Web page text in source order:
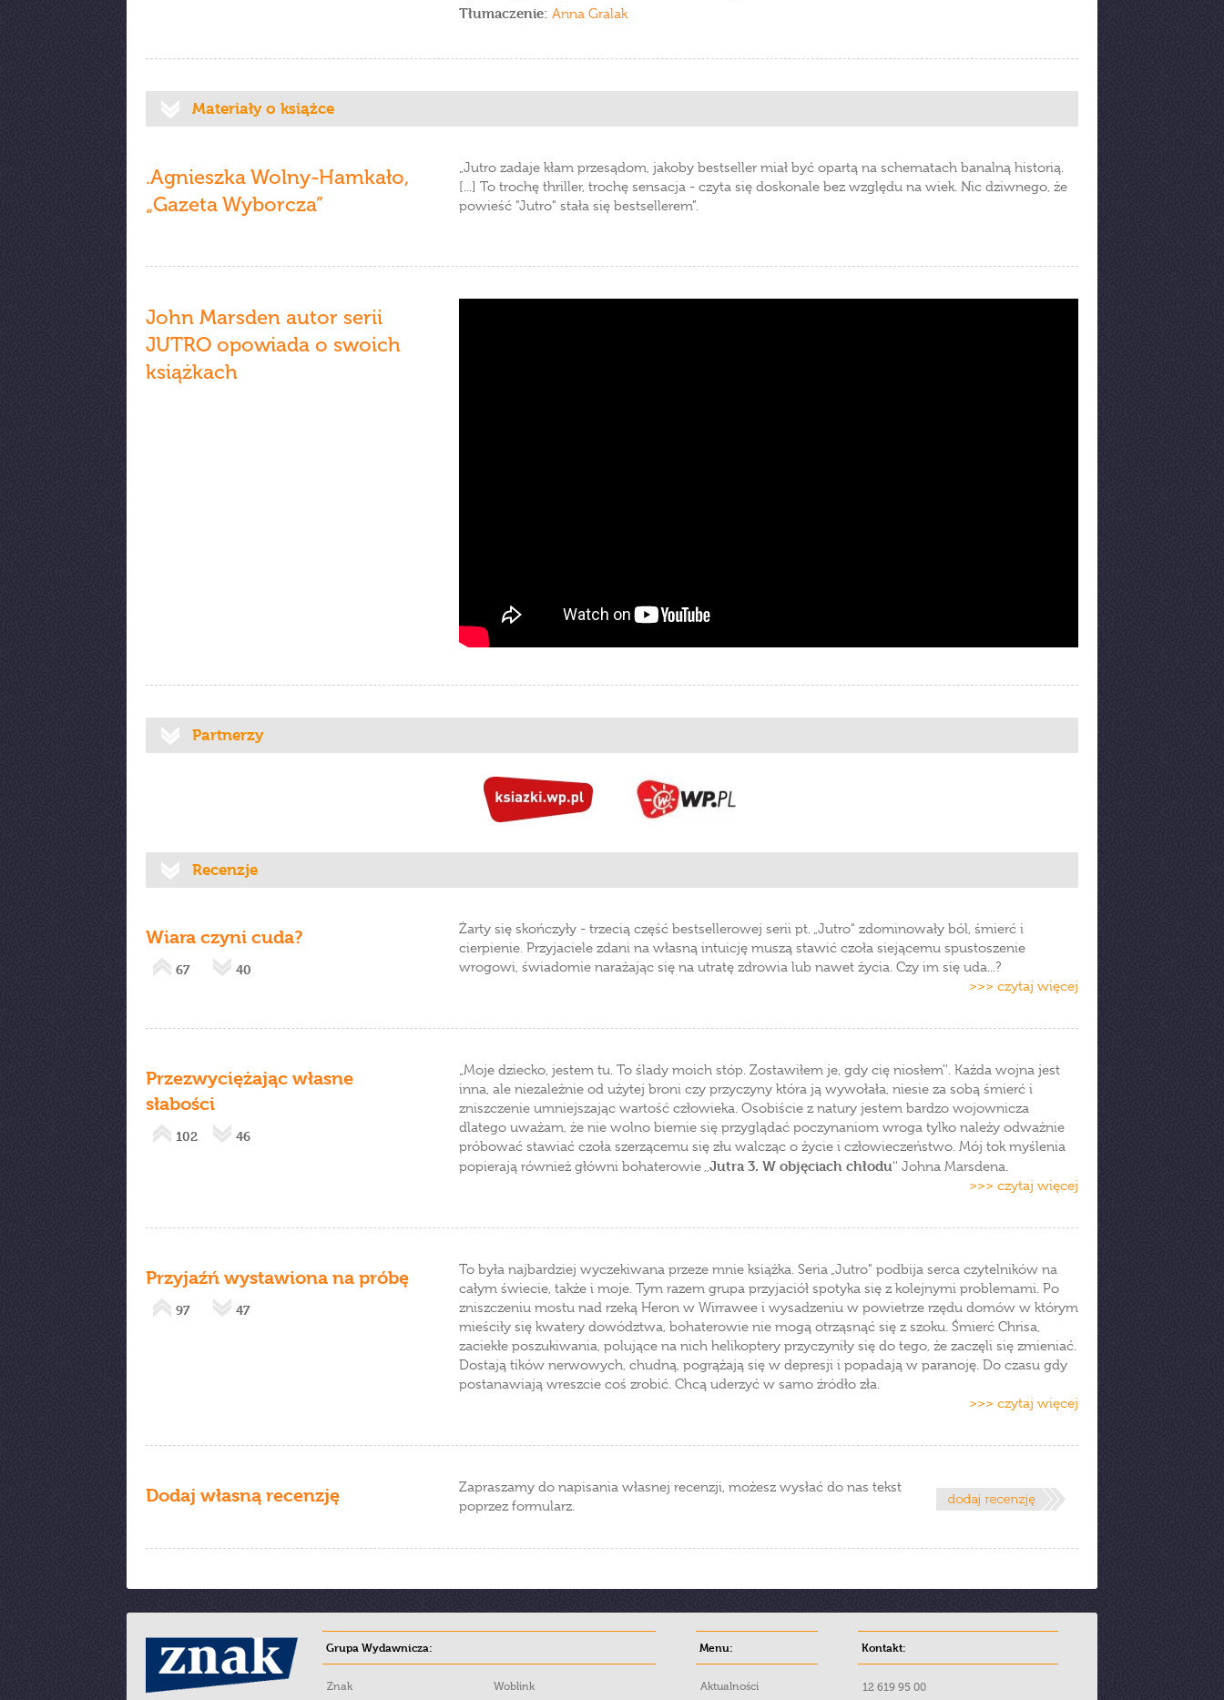
Tłumaczenie: Anna Gralak
Materiały o książce
.Agnieszka Wolny-Hamkało,
„Gazeta Wyborcza”
„Jutro zadaje kłam przesądom, jakoby bestseller miał być opartą na schematach banalną historią.
[...] To trochę thriller, trochę sensacja - czyta się doskonale bez względu na wiek. Nic dziwnego, że
powieść "Jutro" stała się bestsellerem”.
John Marsden autor serii
JUTRO opowiada o swoich
książkach
Partnerzy
Recenzje
Wiara czyni cuda?
67 40
Żarty się skończyły - trzecią część bestsellerowej serii pt. „Jutro" zdominowały ból, śmierć i
cierpienie. Przyjaciele zdani na własną intuicję muszą stawić czoła siejącemu spustoszenie
wrogowi, świadomie narażając się na utratę zdrowia lub nawet życia. Czy im się uda...?
>>> czytaj więcej
Przezwyciężając własne
słabości
102 46
„Moje dziecko, jestem tu. To ślady moich stóp. Zostawiłem je, gdy cię niosłem''. Każda wojna jest
inna, ale niezależnie od użytej broni czy przyczyny która ją wywołała, niesie za sobą śmierć i
zniszczenie umniejszając wartość człowieka. Osobiście z natury jestem bardzo wojownicza
dlatego uważam, że nie wolno biernie się przyglądać poczynaniom wroga tylko należy odważnie
próbować stawiać czoła szerzącemu się złu walcząc o życie i człowieczeństwo. Mój tok myślenia
popierają również główni bohaterowie ,,Jutra 3. W objęciach chłodu'' Johna Marsdena.
>>> czytaj więcej
Przyjaźń wystawiona na próbę
97 47
To była najbardziej wyczekiwana przeze mnie książka. Seria „Jutro" podbija serca czytelników na
całym świecie, także i moje. Tym razem grupa przyjaciół spotyka się z kolejnymi problemami. Po
zniszczeniu mostu nad rzeką Heron w Wirrawee i wysadzeniu w powietrze rzędu domów w którym
mieściły się kwatery dowództwa, bohaterowie nie mogą otrząsnąć się z szoku. Śmierć Chrisa,
zaciekłe poszukiwania, polujące na nich helikoptery przyczyniły się do tego, że zaczęli się zmieniać.
Dostają tików nerwowych, chudną, pogrążają się w depresji i popadają w paranoję. Do czasu gdy
postanawiają wreszcie coś zrobić. Chcą uderzyć w samo źródło zła.
>>> czytaj więcej
Dodaj własną recenzję
Zapraszamy do napisania własnej recenzji, możesz wysłać do nas tekst
poprzez formularz.
Grupa Wydawnicza:
Znak
Woblink
Menu:
Aktualności
Kontakt:
12 619 95 00